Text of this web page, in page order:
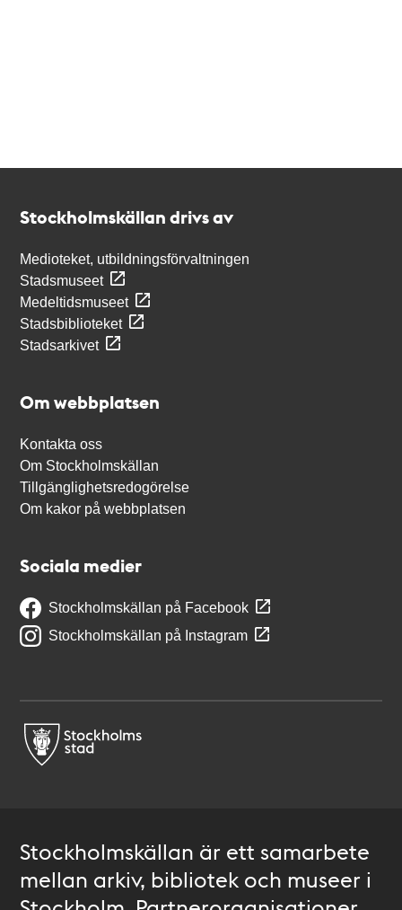
Stockholmskällan drivs av
Medioteket, utbildningsförvaltningen
Stadsmuseet
Medeltidsmuseet
Stadsbiblioteket
Stadsarkivet
Om webbplatsen
Kontakta oss
Om Stockholmskällan
Tillgänglighetsredogörelse
Om kakor på webbplatsen
Sociala medier
Stockholmskällan på Facebook
Stockholmskällan på Instagram
Stockholmskällan är ett samarbete
mellan arkiv, bibliotek och museer i